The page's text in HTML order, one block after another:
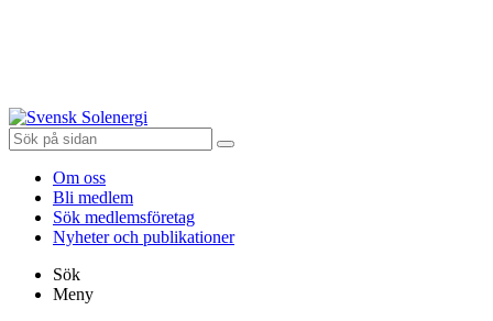
Om oss
Bli medlem
Sök medlemsföretag
Nyheter och publikationer
Sök
Meny